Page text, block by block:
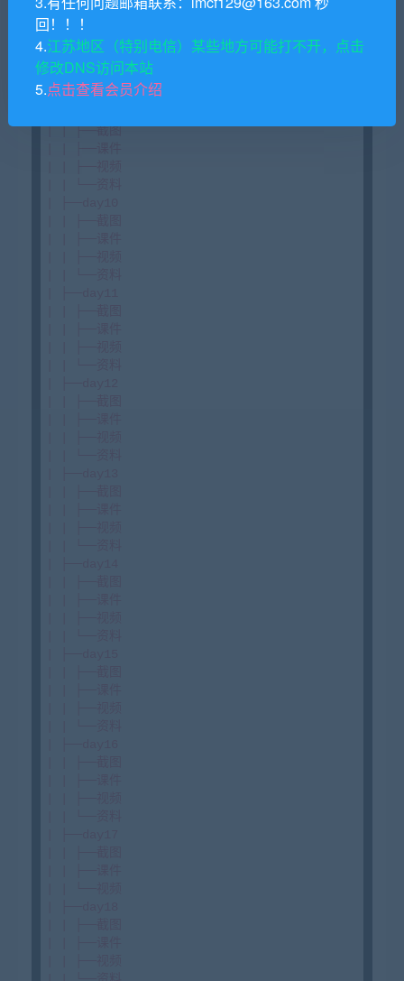
回！！！
4.江苏地区（特别电信）某些地方可能打不开，点击
修改DNS访问本站
5.点击查看会员介绍